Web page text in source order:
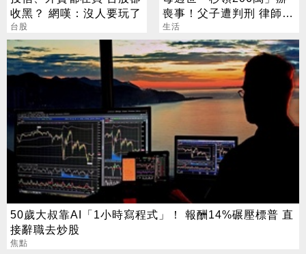
收黑？ 網嘆：沒人要玩了
台股
喪事！父子遭判刑 律師：
搶錢先下手是罪
生活
50歲大叔靠AI「1小時寫程式」！ 報酬14%碾壓標普 直
接辭職去炒股
焦點